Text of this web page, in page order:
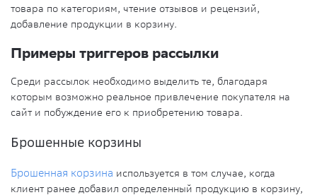
товара по категориям, чтение отзывов и рецензий,
добавление продукции в корзину.
Примеры триггеров рассылки
Среди рассылок необходимо выделить те, благодаря
которым возможно реальное привлечение покупателя на
сайт и побуждение его к приобретению товара.
Брошенные корзины
Брошенная корзина используется в том случае, когда
клиент ранее добавил определенный продукцию в корзину,